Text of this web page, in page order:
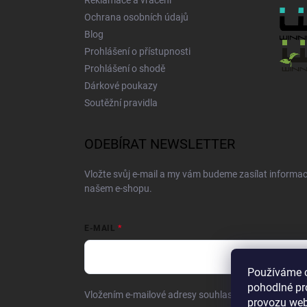
Používáme
pohodlné
provozu
Ochrana osobních údajů
Blog
Prohlášení o přístupnosti
Prohlášení o shodě
Dárkové poukazy
Soutěžní pravidla
ODEBÍRAT NEWSLETTER
Vložte svůj e-mail a my vám budeme zasílat
našem e-shopu.
E-MAIL
Vložením e-mailové adresy souhlasíte se